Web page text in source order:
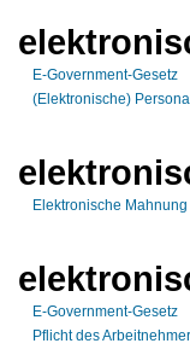
E-Government-Gesetz
(Elektronische)
Elektronische
E-Government-Gesetz
Pflicht des